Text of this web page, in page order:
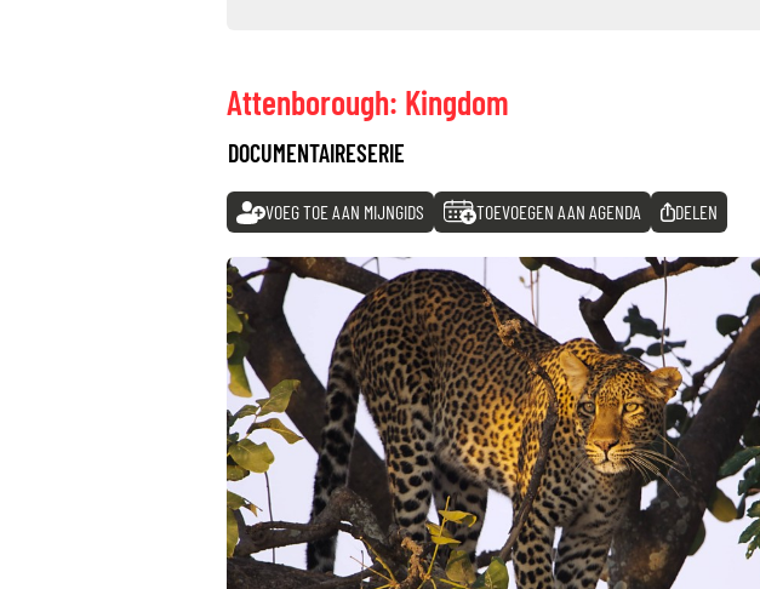
Attenborough: Kingdom
DOCUMENTAIRESERIE
VOEG TOE AAN MIJNGIDS TOEVOEGEN AAN AGENDA DELEN